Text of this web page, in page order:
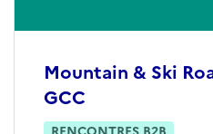
Mountain & Ski
GCC